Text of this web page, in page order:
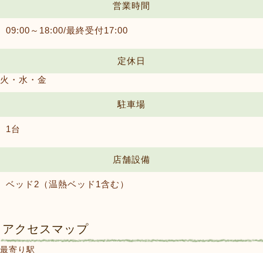
営業時間
09:00～18:00/最終受付17:00
定休日
火・水・金
駐車場
1台
店舗設備
ベッド2（温熱ベッド1含む）
アクセスマップ
最寄り駅